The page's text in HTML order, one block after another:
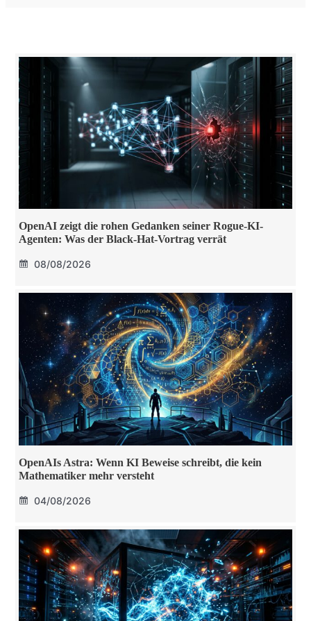
OpenAI zeigt die rohen Gedanken seiner Rogue-KI-
Agenten: Was der Black-Hat-Vortrag verrät
08/08/2026
OpenAIs Astra: Wenn KI Beweise schreibt, die kein
Mathematiker mehr versteht
04/08/2026